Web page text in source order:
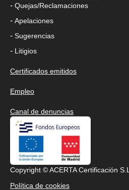
- Quejas/Reclamaciones
- Apelaciones
- Sugerencias
- Litigios
Certificados emitidos
Empleo
Canal de denuncias
Copyright © ACERTA Certificación S.L.
Política de cookies